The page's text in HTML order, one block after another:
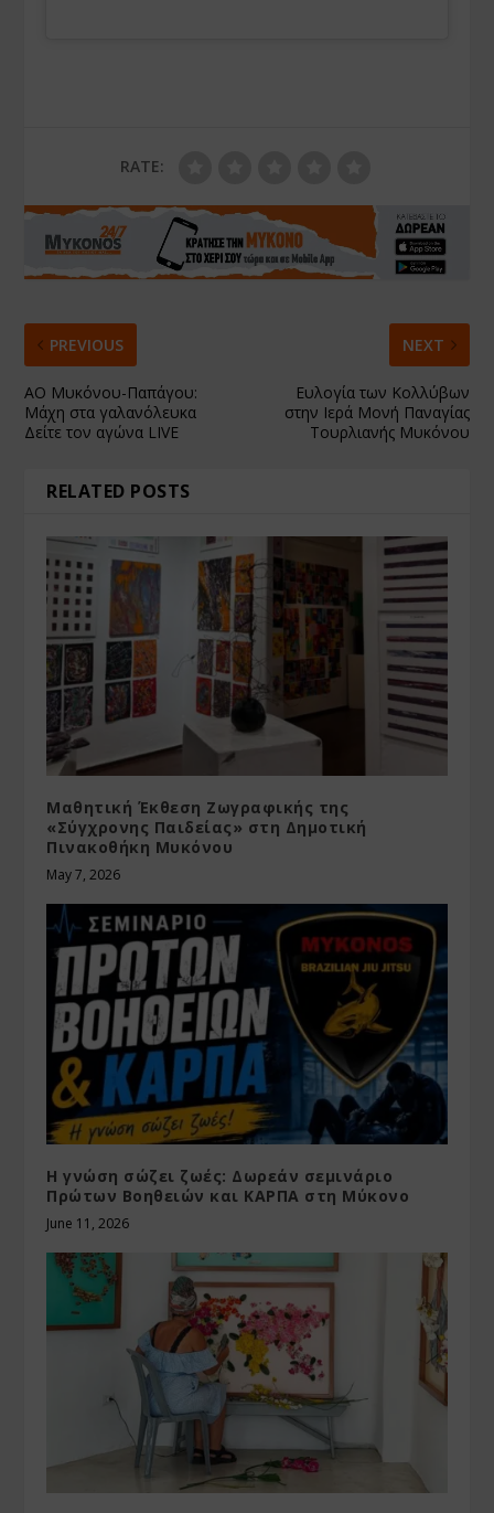
RATE:
PREVIOUS
ΑΟ Μυκόνου-Παπάγου:
Μάχη στα γαλανόλευκα
Δείτε τον αγώνα LIVE
NEXT
Ευλογία των Κολλύβων
στην Ιερά Μονή Παναγίας
Τουρλιανής Μυκόνου
RELATED POSTS
Μαθητική Έκθεση Ζωγραφικής της
«Σύγχρονης Παιδείας» στη Δημοτική
Πινακοθήκη Μυκόνου
May 7, 2026
Η γνώση σώζει ζωές: Δωρεάν σεμινάριο
Πρώτων Βοηθειών και ΚΑΡΠΑ στη Μύκονο
June 11, 2026